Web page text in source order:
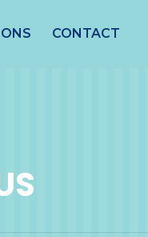
CONTACT